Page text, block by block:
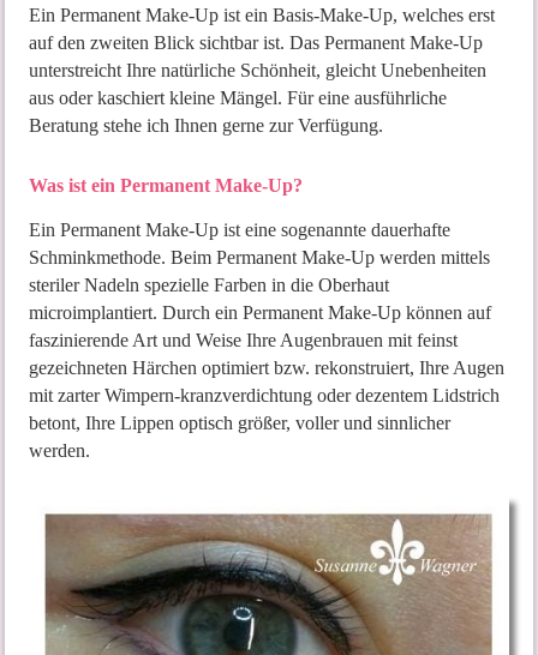
Ein Permanent Make-Up ist ein Basis-Make-Up, welches erst
auf den zweiten Blick sichtbar ist. Das Permanent Make-Up
unterstreicht Ihre natürliche Schönheit, gleicht Unebenheiten
aus oder kaschiert kleine Mängel. Für eine ausführliche
Beratung stehe ich Ihnen gerne zur Verfügung.
Was ist ein Permanent Make-Up?
Ein Permanent Make-Up ist eine sogenannte dauerhafte
Schminkmethode. Beim Permanent Make-Up werden mittels
steriler Nadeln spezielle Farben in die Oberhaut
microimplantiert. Durch ein Permanent Make-Up können auf
faszinierende Art und Weise Ihre Augenbrauen mit feinst
gezeichneten Härchen optimiert bzw. rekonstruiert, Ihre Augen
mit zarter Wimpern-kranzverdichtung oder dezentem Lidstrich
betont, Ihre Lippen optisch größer, voller und sinnlicher
werden.